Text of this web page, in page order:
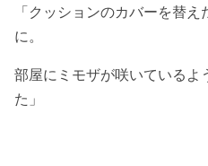
「クッションのカバーを替
に。
部屋にミモザが咲いているよ
た」